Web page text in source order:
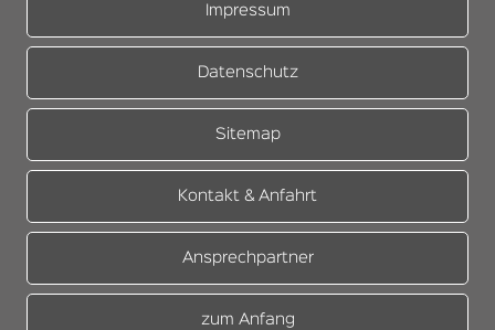
Impressum
Datenschutz
Sitemap
Kontakt & Anfahrt
Ansprechpartner
zum Anfang